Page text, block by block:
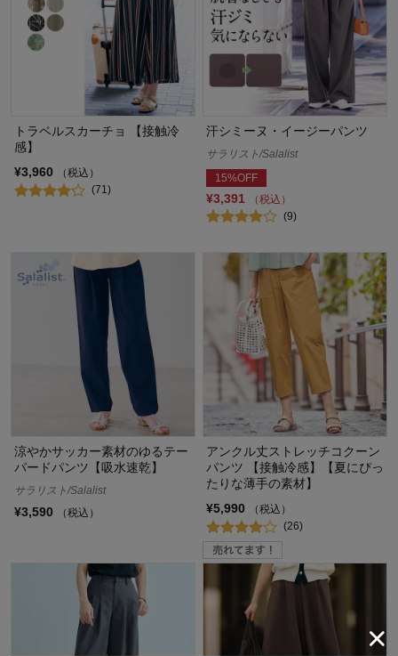
トラベルスカーチョ 【接触冷
感】
¥3,960
（税込）
(71)
汗シミーヌ・イージーパンツ
サラリスト/Salalist
15%OFF
¥3,391
（税込）
(9)
涼やかサッカー素材のゆるテー
パードパンツ【吸水速乾】
サラリスト/Salalist
¥3,590 （税込）
アンクル丈ストレッチコクーン
パンツ 【接触冷感】【夏にぴっ
たりな薄手の素材】
¥5,990
（税込）
(26)